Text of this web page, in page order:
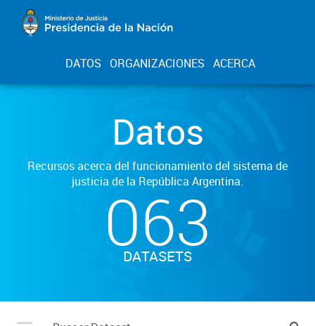
DATOS ORGANIZACIONES ACERCA
Datos
Recursos acerca del funcionamiento del sistema de
justicia de la República Argentina.
063
DATASETS